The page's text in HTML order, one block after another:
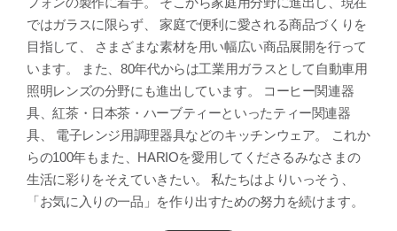
ではガラスに限らず、 家庭で便利に愛される商品づくりを
目指して、 さまざまな素材を用い幅広い商品展開を行って
います。 また、80年代からは工業用ガラスとして自動車用
照明レンズの分野にも進出しています。 コーヒー関連器
具、紅茶・日本茶・ハーブティーといったティー関連器
具、 電子レンジ用調理器具などのキッチンウェア。 これか
らの100年もまた、HARIOを愛用してくださるみなさまの
生活に彩りをそえていきたい。 私たちはよりいっそう、
「お気に入りの一品」を作り出すための努力を続けます。